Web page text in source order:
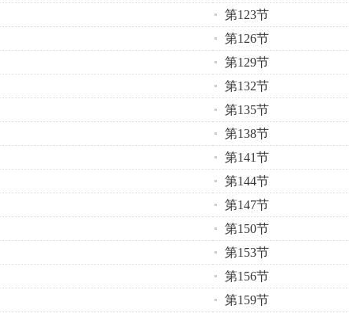
第123节
第126节
第129节
第132节
第135节
第138节
第141节
第144节
第147节
第150节
第153节
第156节
第159节